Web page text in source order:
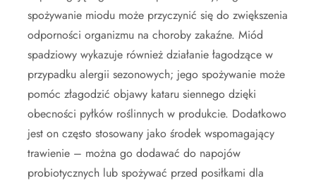
spożywanie miodu może przyczynić się do zwiększenia
odporności organizmu na choroby zakaźne. Miód
spadziowy wykazuje również działanie łagodzące w
przypadku alergii sezonowych; jego spożywanie może
pomóc złagodzić objawy kataru siennego dzięki
obecności pyłków roślinnych w produkcie. Dodatkowo
jest on często stosowany jako środek wspomagający
trawienie – można go dodawać do napojów
probiotycznych lub spożywać przed posiłkami dla